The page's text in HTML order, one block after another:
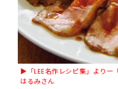
▶︎「LEE名作レシピ集」よりー
はるみさん